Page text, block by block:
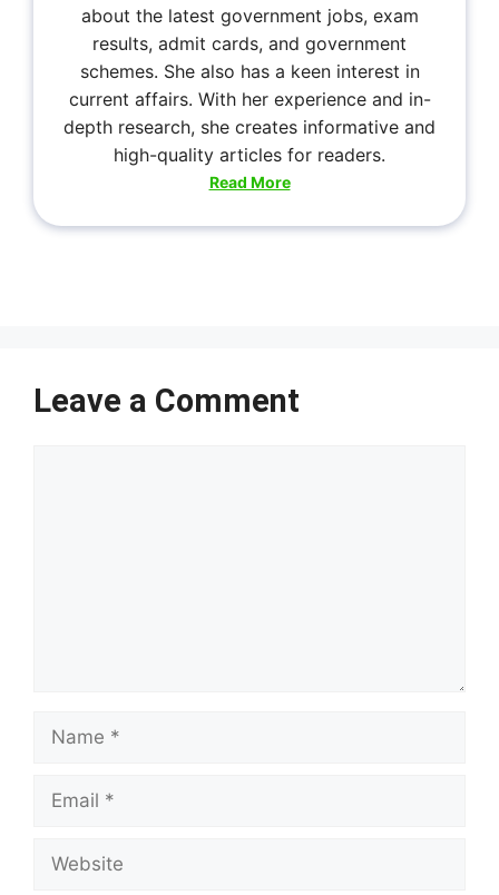
about the latest government jobs, exam
results, admit cards, and government
schemes. She also has a keen interest in
current affairs. With her experience and in-
depth research, she creates informative and
high-quality articles for readers.
Read More
Leave a Comment